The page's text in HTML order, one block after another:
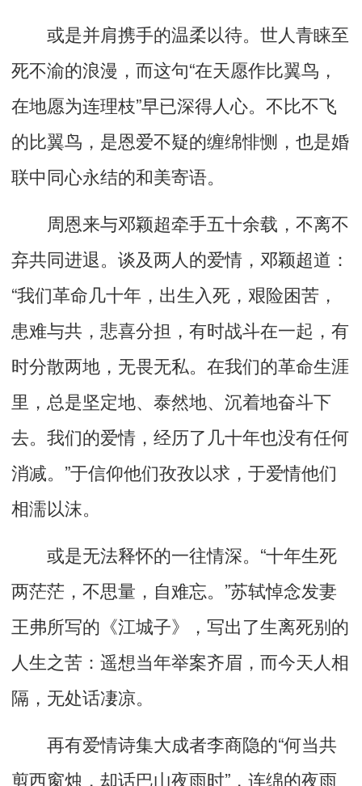
或是并肩携手的温柔以待。世人青睐至
死不渝的浪漫，而这句“在天愿作比翼鸟，
在地愿为连理枝”早已深得人心。不比不飞
的比翼鸟，是恩爱不疑的缠绵悱恻，也是婚
联中同心永结的和美寄语。
周恩来与邓颖超牵手五十余载，不离不
弃共同进退。谈及两人的爱情，邓颖超道：
“我们革命几十年，出生入死，艰险困苦，
患难与共，悲喜分担，有时战斗在一起，有
时分散两地，无畏无私。在我们的革命生涯
里，总是坚定地、泰然地、沉着地奋斗下
去。我们的爱情，经历了几十年也没有任何
消减。”于信仰他们孜孜以求，于爱情他们
相濡以沫。
或是无法释怀的一往情深。“十年生死
两茫茫，不思量，自难忘。”苏轼悼念发妻
王弗所写的《江城子》，写出了生离死别的
人生之苦：遥想当年举案齐眉，而今天人相
隔，无处话凄凉。
再有爱情诗集大成者李商隐的“何当共
剪西窗烛，却话巴山夜雨时”，连绵的夜雨